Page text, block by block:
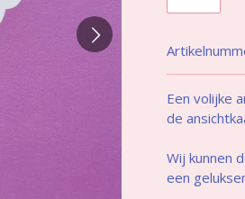
Een volijke
de
Wij kunnen
een